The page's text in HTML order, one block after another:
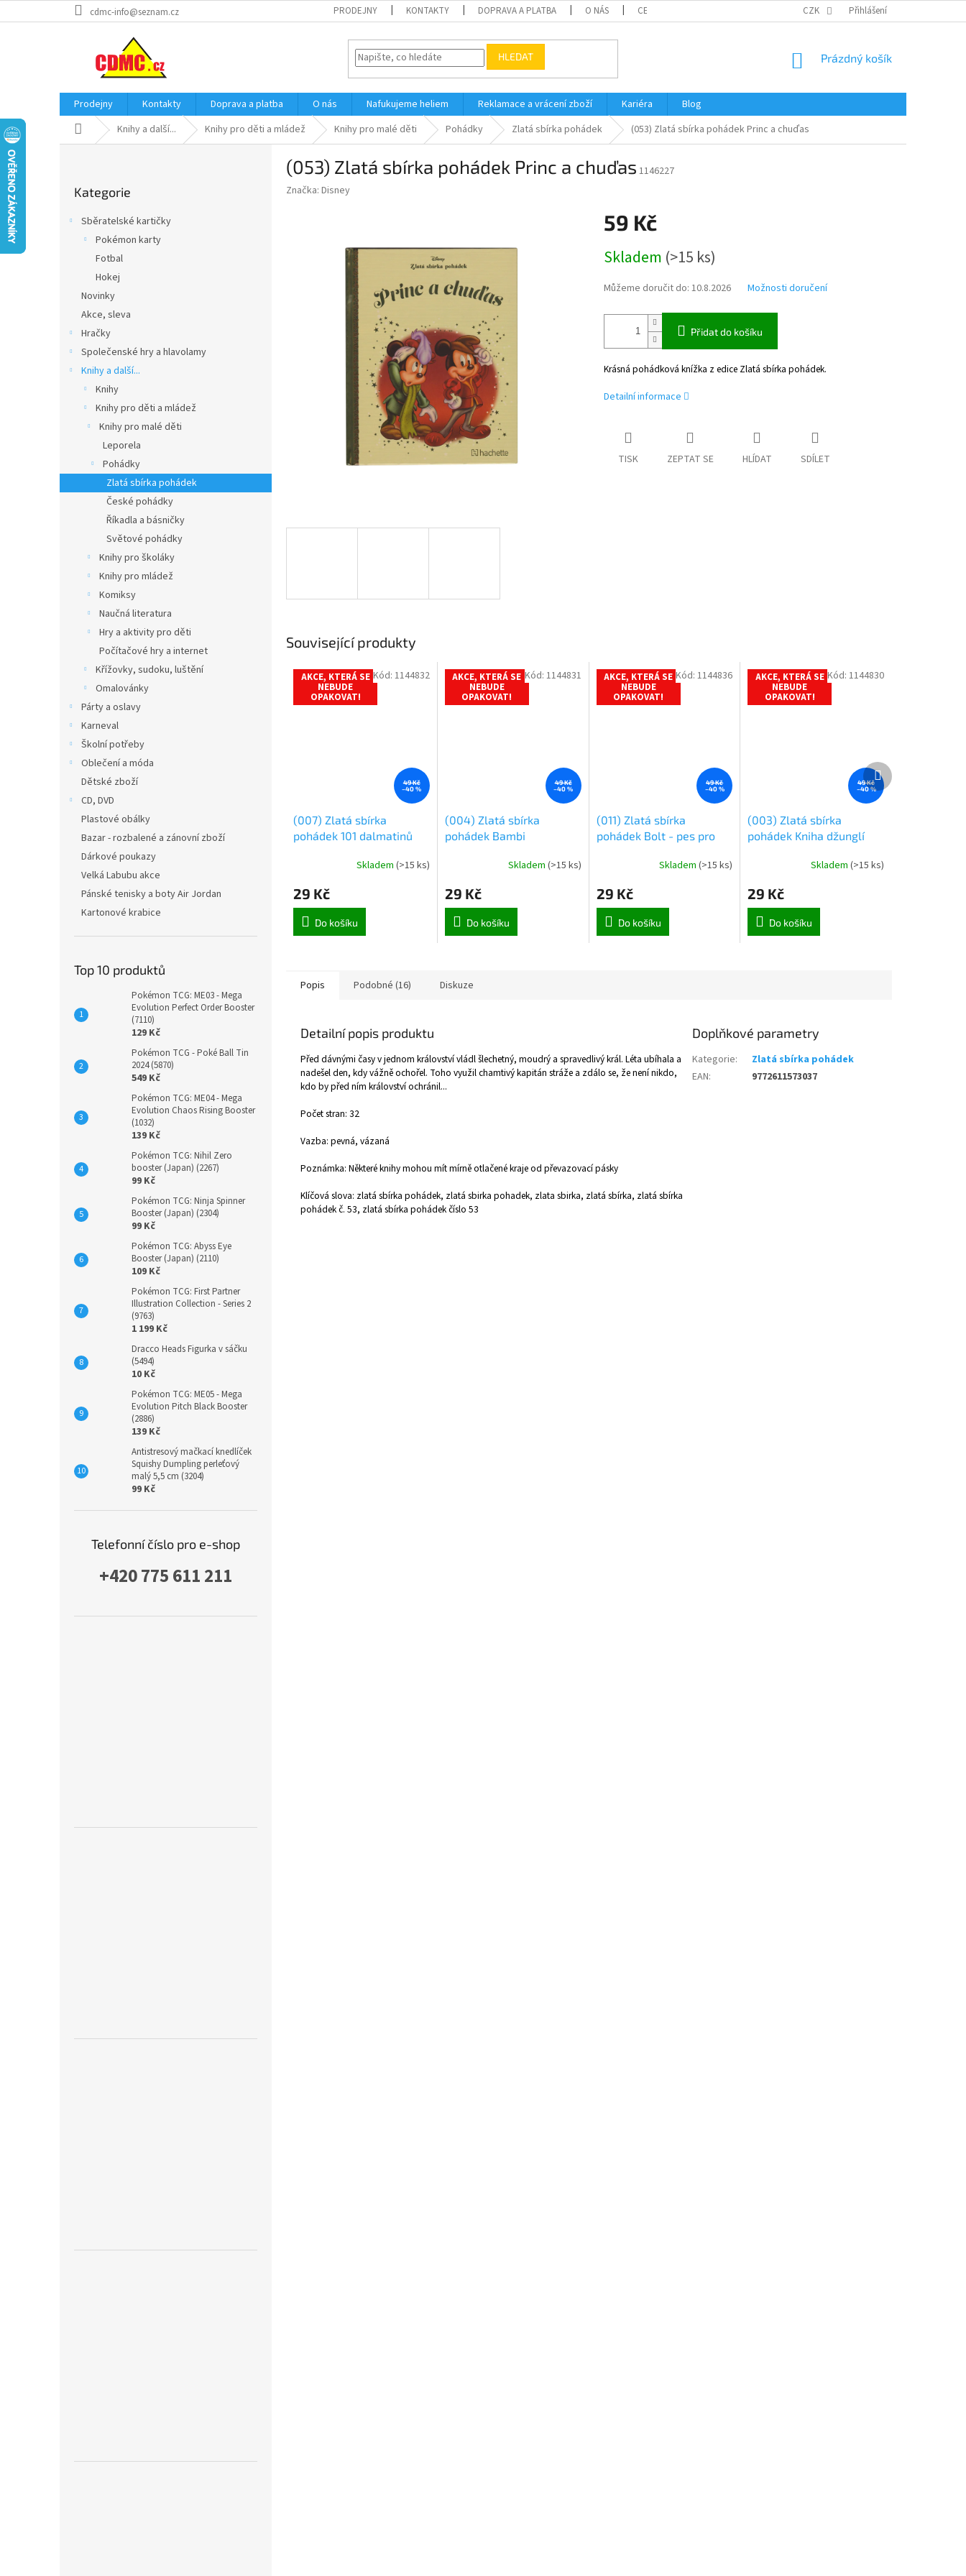
na
cdmc-info@seznam.cz PRODEJNY KONTAKTY DOPRAVA A PLATBA O NÁS CERTIFIKÁTY A NÁVODY OBCHODNÍ PODMÍNKY OCHRANA OSOBNÍCH
CZK Přihlášení
HLEDAT
NÁKUPNÍ
Prázdný košík
Prodejny Kontakty Doprava a platba O nás Nafukujeme heliem Reklamace a vrácení zboží Kariéra
Blog
Domů Knihy a další... Knihy pro děti a mládež Knihy pro malé děti Pohádky Zlatá sbírka pohádek (053) Zlatá sbírka pohádek Princ a chuďas
kategorie
Kategorie
Sběratelské kartičky
Pokémon karty
Fotbal
Hokej
Novinky
Akce, sleva
Hračky
Společenské hry a hlavolamy
Knihy a další...
Knihy
Knihy pro děti a mládež
Knihy pro malé děti
Leporela
Pohádky
Zlatá sbírka pohádek
České pohádky
Říkadla a básničky
Světové pohádky
Knihy pro školáky
Knihy pro mládež
Komiksy
Naučná literatura
Hry a aktivity pro děti
Počítačové hry a internet
Křížovky, sudoku, luštění
Omalovánky
Párty a oslavy
Karneval
Školní potřeby
Oblečení a móda
Dětské zboží
CD, DVD
Plastové obálky
Bazar - rozbalené a zánovní zboží
Dárkové poukazy
Velká Labubu akce
Pánské tenisky a boty Air Jordan
Kartonové krabice
Top 10 produktů
Pokémon TCG: ME03 - Mega
Evolution Perfect Order Booster
(7110)
129 Kč
Pokémon TCG - Poké Ball Tin
2024 (5870)
549 Kč
Pokémon TCG: ME04 - Mega
Evolution Chaos Rising Booster
(1032)
139 Kč
Pokémon TCG: Nihil Zero
booster (Japan) (2267)
99 Kč
Pokémon TCG: Ninja Spinner
Booster (Japan) (2304)
99 Kč
Pokémon TCG: Abyss Eye
Booster (Japan) (2110)
109 Kč
Pokémon TCG: First Partner
Illustration Collection - Series 2
(9763)
1 199 Kč
Dracco Heads Figurka v sáčku
(5494)
10 Kč
Pokémon TCG: ME05 - Mega
Evolution Pitch Black Booster
(2886)
139 Kč
Antistresový mačkací knedlíček
Squishy Dumpling perleťový
malý 5,5 cm (3204)
99 Kč
Telefonní číslo pro e-shop
+420 775 611 211
(053) Zlatá sbírka pohádek Princ a chuďas 1146227
Značka: Disney
59 Kč
cena:
Skladem (>15 ks)
Můžeme doručit do: 10.8.2026 Možnosti doručení
Přidat do košíku
Krásná pohádková knížka z edice Zlatá sbírka pohádek.
Detailní informace
TISK ZEPTAT SE HLÍDAT SDÍLET
Související produkty
AKCE, KTERÁ SE
NEBUDE
OPAKOVAT!
49 Kč
–40 %
(007) Zlatá sbírka
pohádek 101 dalmatinů
Skladem (>15 ks)
29 Kč
Do košíku
Kód: 1144832 AKCE, KTERÁ SE
NEBUDE
OPAKOVAT!
49 Kč
–40 %
(004) Zlatá sbírka
pohádek Bambi
Skladem (>15 ks)
29 Kč
Do košíku
Kód: 1144831 AKCE, KTERÁ SE
NEBUDE
OPAKOVAT!
49 Kč
–40 %
(011) Zlatá sbírka
pohádek Bolt - pes pro
Skladem(>15 ks)
29 Kč
Do košíku
Kód:1144836 AKCE, KTERÁ SE
NEBUDE
OPAKOVAT!
49 Kč
–40 %
(003) Zlatá sbírka
pohádek Kniha džunglí
Skladem (>15 ks)
29 Kč
Do košíku
Kód: 1144830
Další
produkt
Popis Podobné (16) Diskuze
Detailní popis produktu
Před dávnými časy v jednom království vládl šlechetný, moudrý a spravedlivý král. Léta ubíhala a
nadešel den, kdy vážně ochořel. Toho využil chamtivý kapitán stráže a zdálo se, že není nikdo,
kdo by před ním království ochránil...
Počet stran: 32
Vazba: pevná, vázaná
Poznámka: Některé knihy mohou mít mírně otlačené kraje od převazovací pásky
Klíčová slova: zlatá sbírka pohádek, zlatá sbirka pohadek, zlata sbirka, zlatá sbírka, zlatá sbírka
pohádek č. 53, zlatá sbírka pohádek číslo 53
Doplňkové parametry
Kategorie:
Zlatá sbírka pohádek
EAN: 9772611573037